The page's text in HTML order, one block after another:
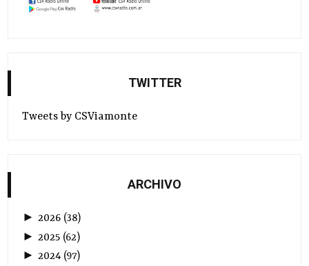
TWITTER
Tweets by CSViamonte
ARCHIVO
►2026 (38)
► 2025 (62)
►2024 (97)